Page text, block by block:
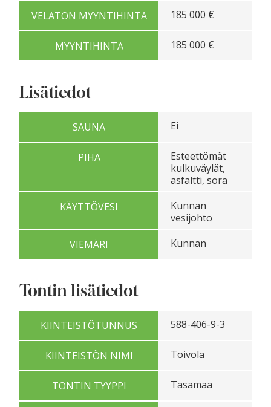
VELATON MYYNTIHINTA 185 000 €
MYYNTIHINTA 185 000 €
Lisätiedot
SAUNA Ei
PIHA
Esteettömät
kulkuväylät,
asfaltti, sora
KÄYTTÖVESI
Kunnan
vesijohto
VIEMÄRI
Kunnan
Tontin lisätiedot
KIINTEISTÖTUNNUS 588-406-9-3
KIINTEISTÖN NIMI Toivola
TONTIN TYYPPI Tasamaa